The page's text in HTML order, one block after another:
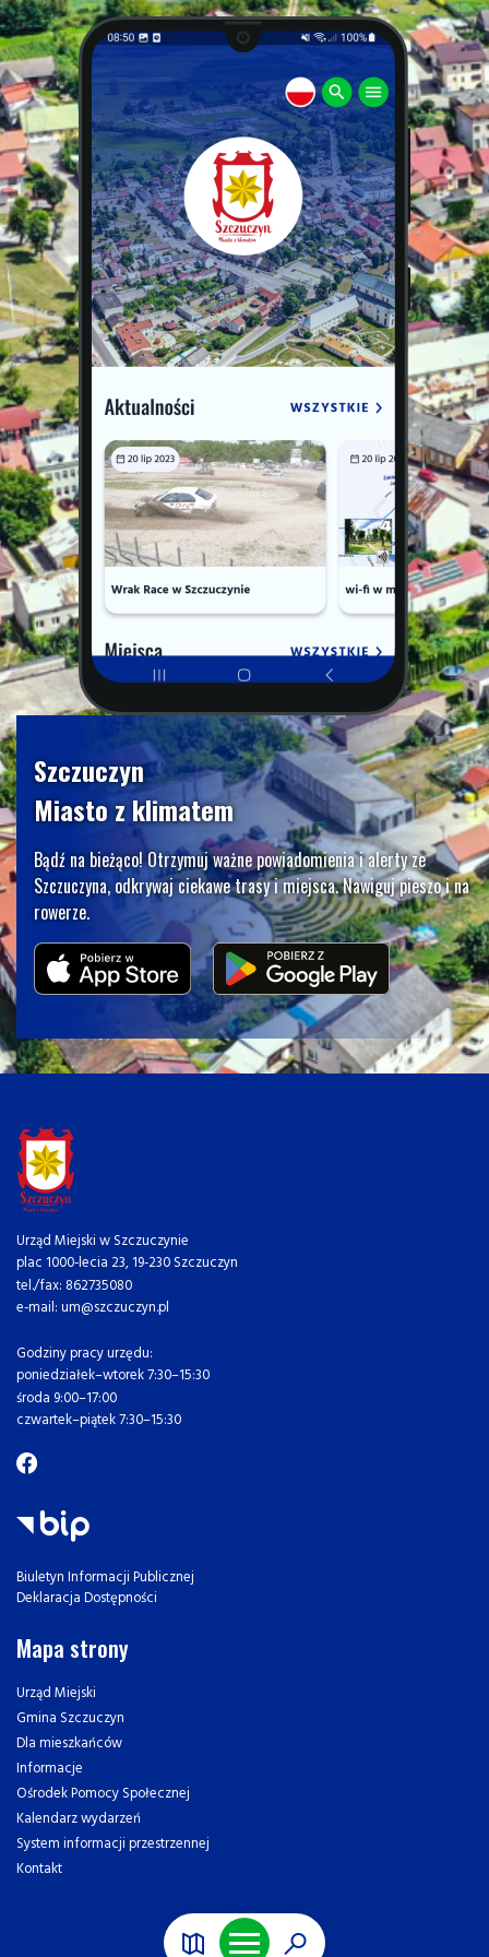
Szczuczyn
Miasto z klimatem
Bądź na bieżąco! Otrzymuj ważne powiadomienia i alerty ze
Szczuczyna, odkrywaj ciekawe trasy i miejsca. Nawiguj pieszo i na
rowerze.
Urząd Miejski w Szczuczynie
plac 1000-lecia 23, 19-230 Szczuczyn
tel./fax: 862735080
e-mail: um@szczuczyn.pl
Godziny pracy urzędu:
poniedziałek–wtorek 7:30–15:30
środa 9:00–17:00
czwartek–piątek 7:30–15:30
Biuletyn Informacji Publicznej
Deklaracja Dostępności
Mapa strony
Urząd Miejski
Gmina Szczuczyn
Dla mieszkańców
Informacje
Ośrodek Pomocy Społecznej
Kalendarz wydarzeń
System informacji przestrzennej
Kontakt